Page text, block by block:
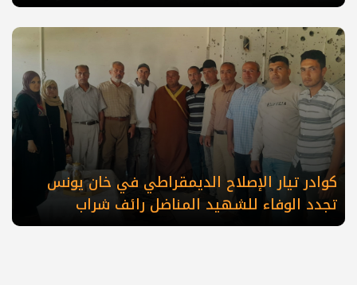
كوادر تيار الإصلاح الديمقراطي في خان يونس
تجدد الوفاء للشهيد المناضل رائف شراب